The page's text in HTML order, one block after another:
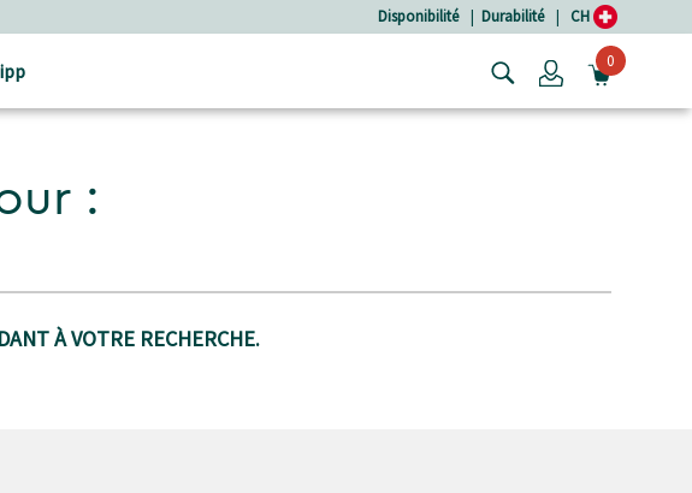
Disponibilité | Durabilité | CH
Login0
:
À VOTRE RECHERCHE.